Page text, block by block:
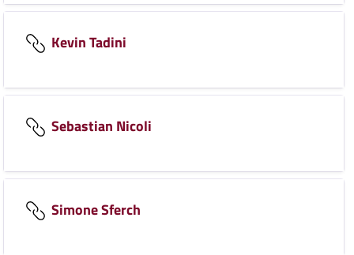
Kevin Tadini
Sebastian Nicoli
Simone Sferch